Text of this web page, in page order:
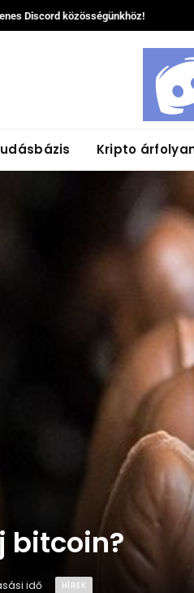
Discord közösségünkhöz!
Kripto
bitcoin?
idő HÍREK